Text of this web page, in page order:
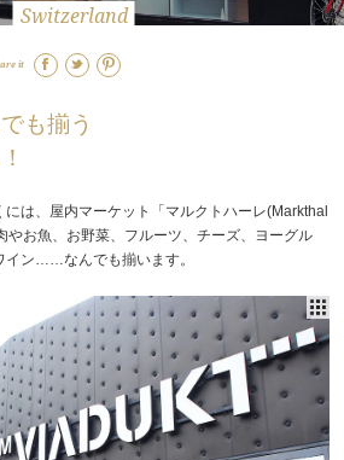
Switzerland
it
も揃う
は、屋内マーケット「マルクトハーレ(Markthal
やお魚、お野菜、フルーツ、チーズ、ヨーグル
イン……なんでも揃います。